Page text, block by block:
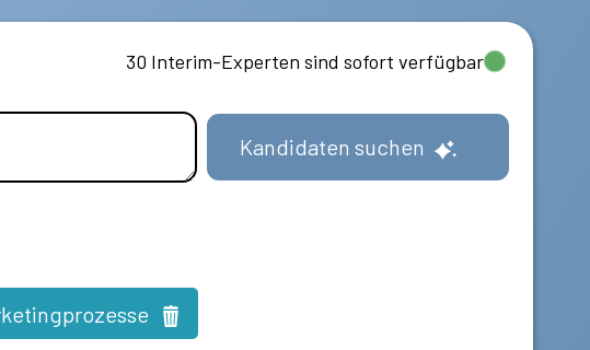
30 Interim-Experten sind sofort verfügbar
Kandidaten suchen